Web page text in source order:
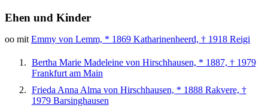
Ehen und Kinder
oo mit Emmy von Lemm, * 1869 Katharinenheerd, † 1918 Reigi
Bertha Marie Madeleine von Hirschhausen, * 1887, † 1979
Frankfurt am Main
Frieda Anna Alma von Hirschhausen, * 1888 Rakvere, †
1979 Barsinghausen